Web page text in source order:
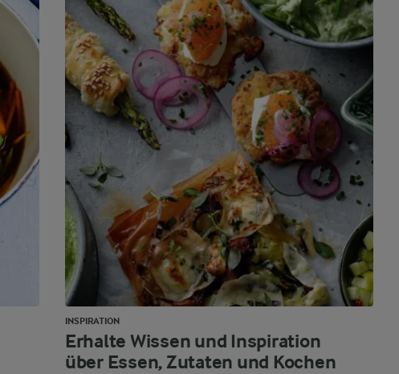
INSPIRATION
Erhalte Wissen und Inspiration
über Essen, Zutaten und Kochen